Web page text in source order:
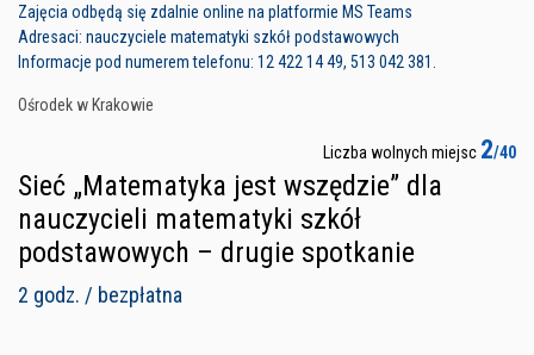
Zajęcia odbędą się zdalnie online na platformie MS Teams
Adresaci: nauczyciele matematyki szkół podstawowych
Informacje pod numerem telefonu: 12 422 14 49, 513 042 381.
Ośrodek w Krakowie
Liczba wolnych miejsc 2/40
Sieć „Matematyka jest wszędzie” dla
nauczycieli matematyki szkół
podstawowych – drugie spotkanie
2 godz. / bezpłatna